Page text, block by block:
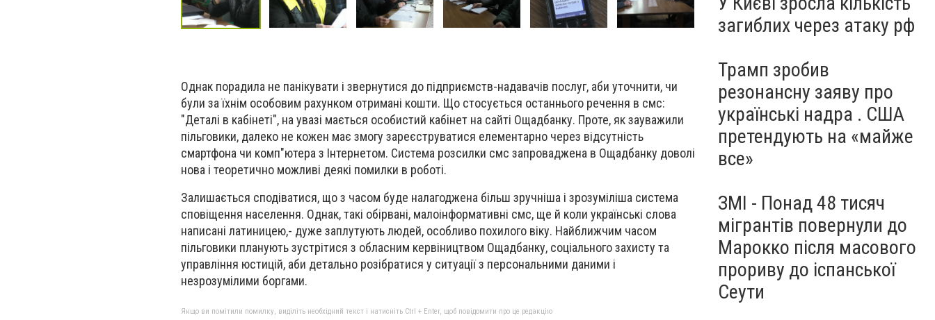
Однак порадила не панікувати і звернутися до підприємств-надавачів послуг, аби уточнити, чи
були за їхнім особовим рахунком отримані кошти. Що стосується останнього речення в смс:
"Деталі в кабінеті", на увазі мається особистий кабінет на сайті Ощадбанку. Проте, як зауважили
пільговики, далеко не кожен має змогу зареєструватися елементарно через відсутність
смартфона чи комп"ютера з Інтернетом. Система розсилки смс запроваджена в Ощадбанку доволі
нова і теоретично можливі деякі помилки в роботі.
Залишається сподіватися, що з часом буде налагоджена більш зручніша і зрозуміліша система
сповіщення населення. Однак, такі обірвані, малоінформативні смс, ще й коли українські слова
написані латиницею,- дуже заплутують людей, особливо похилого віку. Найближчим часом
пільговики планують зустрітися з обласним кервіництвом Ощадбанку, соціального захисту та
управління юстицій, аби детально розібратися у ситуації з персональними даними і
незрозумілими боргами.
Якщо ви помітили помилку, виділіть необхідний текст і натисніть Ctrl + Enter, щоб повідомити про це редакцію
загиблих через атаку рф
Трамп зробив
резонансну заяву про
українські надра . США
претендують на «майже
все»
ЗМІ - Понад 48 тисяч
мігрантів повернули до
Марокко після масового
прориву до іспанської
Сеути